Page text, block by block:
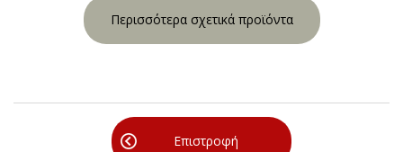
Περισσότερα σχετικά προϊόντα
Επιστροφή